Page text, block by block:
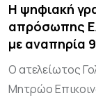
Η ψηφιακή
απρόσωπης
με αναπηρία
Ο ατελείωτος
Μητρώο